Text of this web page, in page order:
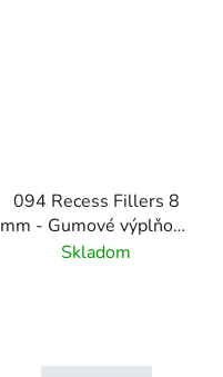
094 Recess Fillers 8
mm - Gumové výplňové
podložky
Skladom